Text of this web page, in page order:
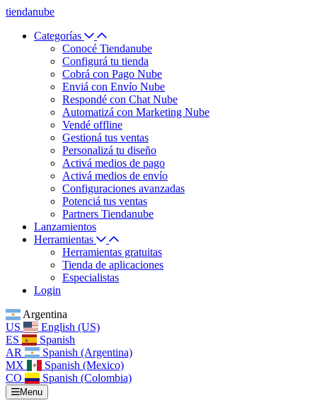
tiendanube
Categorías
Conocé Tiendanube
Configurá tu tienda
Cobrá con Pago Nube
Enviá con Envío Nube
Respondé con Chat Nube
Automatizá con Marketing Nube
Vendé offline
Gestioná tus ventas
Personalizá tu diseño
Activá medios de pago
Activá medios de envío
Configuraciones avanzadas
Potenciá tus ventas
Partners Tiendanube
Lanzamientos
Herramientas
Herramientas gratuitas
Tienda de aplicaciones
Especialistas
Login
Argentina
US
English (US)
ES
Spanish
AR
Spanish (Argentina)
MX
Spanish (Mexico)
CO
Spanish (Colombia)
Menu